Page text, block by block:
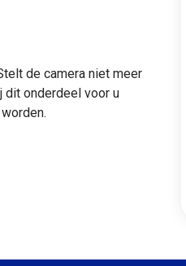
de camera niet meer
dit onderdeel voor u